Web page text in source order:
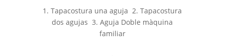
1. Tapacostura una aguja 2. Tapacostura
dos agujas 3. Aguja Doble màquina
familiar